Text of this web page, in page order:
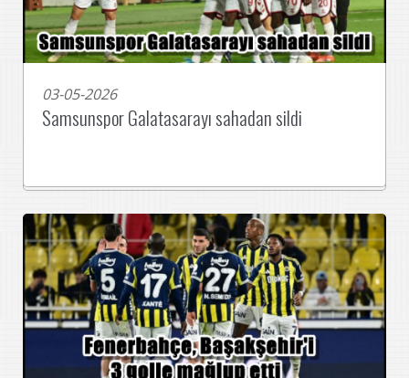
03-05-2026
Samsunspor Galatasarayı sahadan sildi